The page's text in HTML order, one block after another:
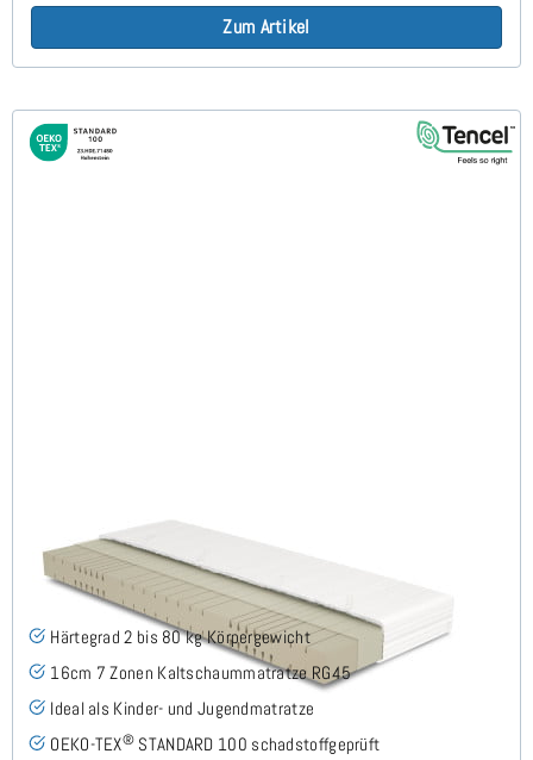
Zum Artikel
Midsofty H2 (TENCEL™ Lyocell) Kaltschaummatratze
100x160 cm - Sonderanfertigung
Härtegrad 2 bis 80 kg Körpergewicht
16cm 7 Zonen Kaltschaummatratze RG45
Ideal als Kinder- und Jugendmatratze
OEKO-TEX® STANDARD 100 schadstoffgeprüft